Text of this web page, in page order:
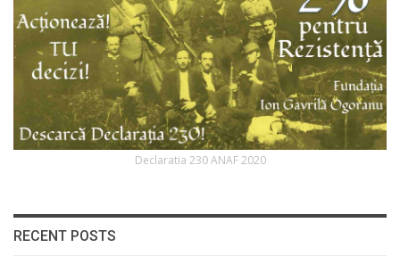
Declaratia 230 ANAF 2020
RECENT POSTS